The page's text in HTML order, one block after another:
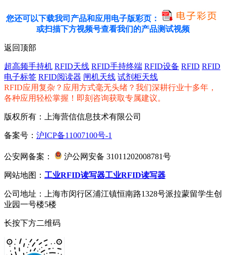
您还可以下载我司产品和应用电子版彩页：
或扫描下方视频号查看我们的产品测试视频
返回顶部
超高频手持机 RFID天线 RFID手持终端 RFID设备 RFID RFID
电子标签 RFID阅读器 闸机天线 试剂柜天线
RFID应用复杂？应用方式毫无头绪？我们深耕行业十多年，
各种应用轻松掌握！即刻咨询获取专属建议。
版权所有：上海营信信息技术有限公司
备案号： 沪ICP备11007100号-1
公安网备案： 沪公网安备 31011202008781号
网站地图： 工业RFID读写器工业RFID读写器
公司地址：上海市闵行区浦江镇恒南路1328号派拉蒙留学生创
业园一号楼5楼
长按下方二维码